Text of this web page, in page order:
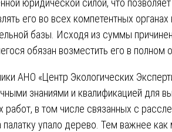
юридической силой, что
его во всех компетентных органах
базы. Исходя из суммы
обязан возместить его в полном
АНО «Центр Экологических
знаниями и квалификацией для
работ, в том числе связанных с
палатку упало дерево. Тем важнее